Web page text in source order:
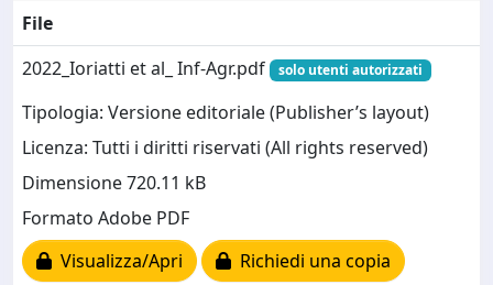
File
2022_Ioriatti et al_ Inf-Agr.pdf
solo utenti autorizzati
Tipologia: Versione editoriale (Publisher’s layout)
Licenza: Tutti i diritti riservati (All rights reserved)
Dimensione 720.11 kB
Formato Adobe PDF
Visualizza/Apri
Richiedi una copia